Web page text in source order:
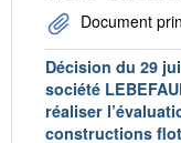
Document
Décision du 29
société
réaliser
constructions